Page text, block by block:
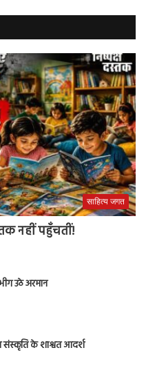
साहित्य जगत
नहीं पहुँचतीं!
उठे अरमान
संस्कृति के शाश्वत आदर्श